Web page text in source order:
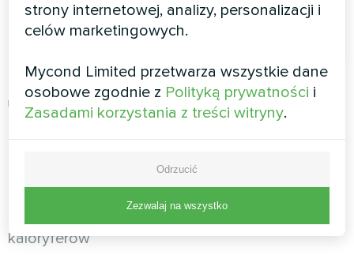
designerskie"
Komfort: równomierna temperatura ±0,5°C
efektywność w praktyce
Obiekt: 140 m², modernizacja z tradycyjnych
kaloryferów
strony internetowej, analizy, personalizacji i
celów marketingowych.
Mycond Limited przetwarza wszystkie dane
osobowe zgodnie z Polityką prywatności i
Zasadami korzystania z treści witryny.
Odrzucić
Zezwalaj na wszystko